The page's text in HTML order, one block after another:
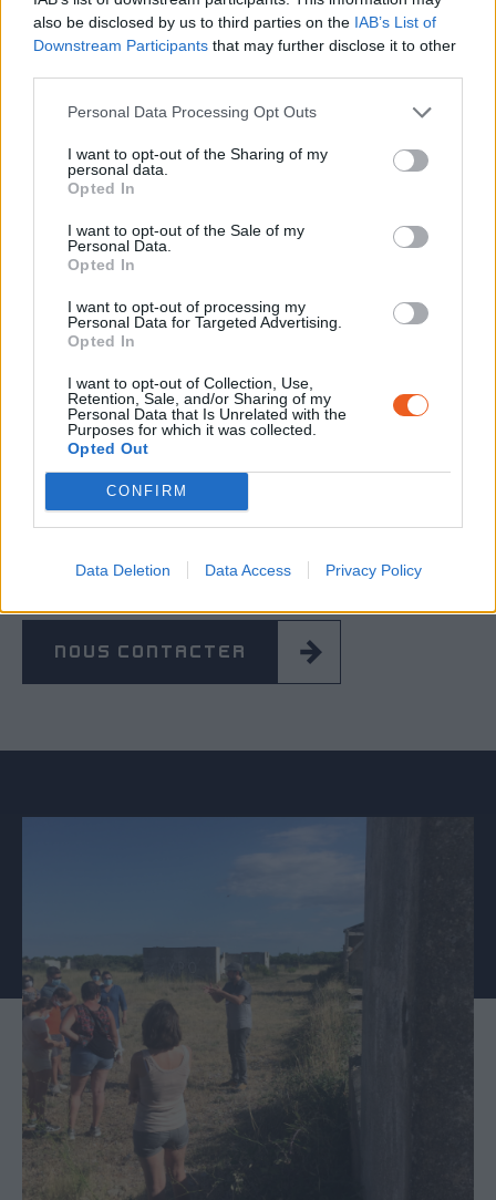
also be disclosed by us to third parties on the IAB’s List of
Downstream Participants that may further disclose it to other
Personal Data Processing Opt Outs
I want to opt-out of the Sharing of my
personal data.
Opted In
I want to opt-out of the Sale of my
Personal Data.
Opted In
I want to opt-out of processing my
Personal Data for Targeted Advertising.
Opted In
I want to opt-out of Collection, Use,
Retention, Sale, and/or Sharing of my
Personal Data that Is Unrelated with the
Purposes for which it was collected.
Opted Out
CONFIRM
Data Deletion Data Access Privacy Policy
VISITES FAMILLES
Des visites accompagnées « découverte du
Mémorial » avec un médiateur sont
ponctuellement organisées à l’occasion des
vacances scolaires ou des Journées
Européennes du Patrimoine.
Inclus dans le billet d’entrée.
NOUS CONTACTER